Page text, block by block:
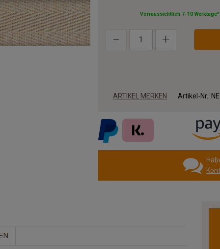
Vorraussichtlich 7-10
ARTIKEL MERKEN Artikel-Nr.: